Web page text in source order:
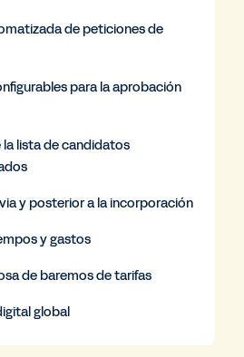
de peticiones de
para la aprobación
la lista de candidatos
y posterior a la incorporación
y gastos
de baremos de tarifas
global